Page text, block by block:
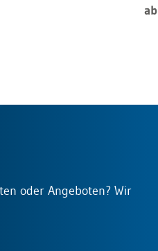
oder Angeboten? Wir